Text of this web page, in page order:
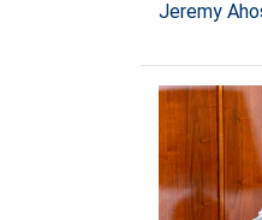
Jeremy